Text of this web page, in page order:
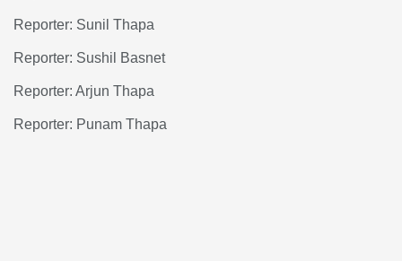
Reporter: Sunil Thapa
Reporter: Sushil Basnet
Reporter: Arjun Thapa
Reporter: Punam Thapa